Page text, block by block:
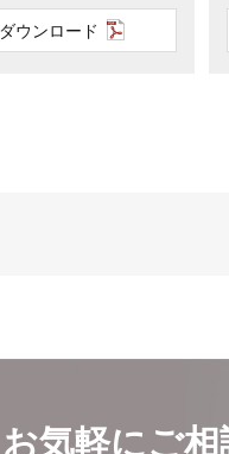
ダウンロード
お気軽にご